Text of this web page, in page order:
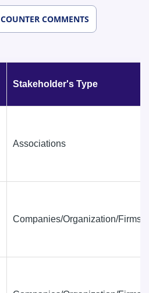
COUNTER COMMENTS
Stakeholder's Type
Associations
Companies/Organization/Firms